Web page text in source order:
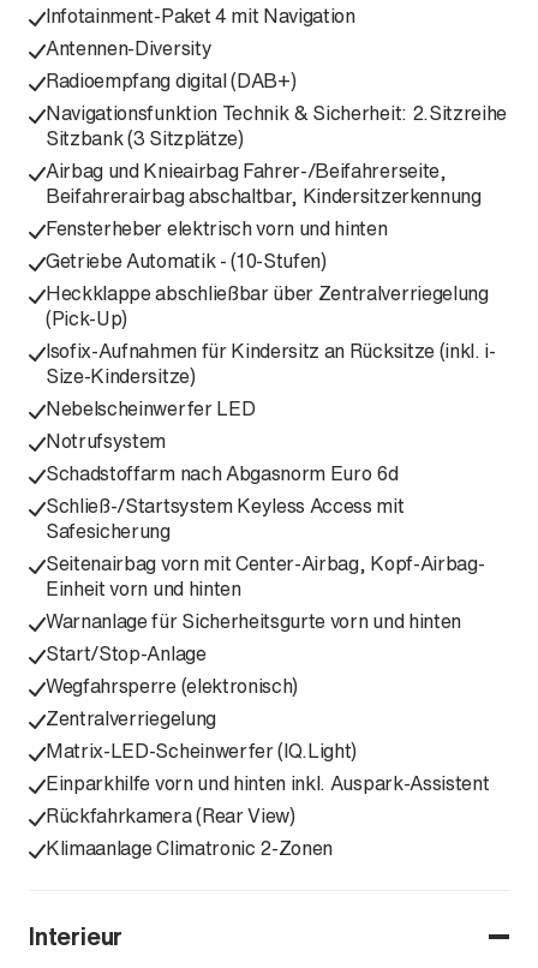
Infotainment-Paket 4 mit Navigation
Antennen-Diversity
Radioempfang digital (DAB+)
Navigationsfunktion Technik & Sicherheit: 2.Sitzreihe
Sitzbank (3 Sitzplätze)
Airbag und Knieairbag Fahrer-/Beifahrerseite,
Beifahrerairbag abschaltbar, Kindersitzerkennung
Fensterheber elektrisch vorn und hinten
Getriebe Automatik - (10-Stufen)
Heckklappe abschließbar über Zentralverriegelung
(Pick-Up)
Isofix-Aufnahmen für Kindersitz an Rücksitze (inkl. i-
Size-Kindersitze)
Nebelscheinwerfer LED
Notrufsystem
Schadstoffarm nach Abgasnorm Euro 6d
Schließ-/Startsystem Keyless Access mit
Safesicherung
Seitenairbag vorn mit Center-Airbag, Kopf-Airbag-
Einheit vorn und hinten
Warnanlage für Sicherheitsgurte vorn und hinten
Start/Stop-Anlage
Wegfahrsperre (elektronisch)
Zentralverriegelung
Matrix-LED-Scheinwerfer (IQ.Light)
Einparkhilfe vorn und hinten inkl. Auspark-Assistent
Rückfahrkamera (Rear View)
Klimaanlage Climatronic 2-Zonen
Interieur